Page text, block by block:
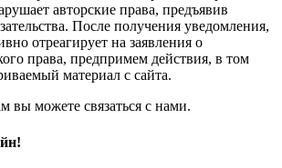
авторские права, предъявив
После получения уведомления,
отреагирует на заявления о
права, предпримем действия, в том
материал с сайта.
можете связаться с нами.